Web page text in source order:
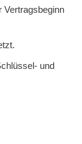
Vertragsbeginn
und